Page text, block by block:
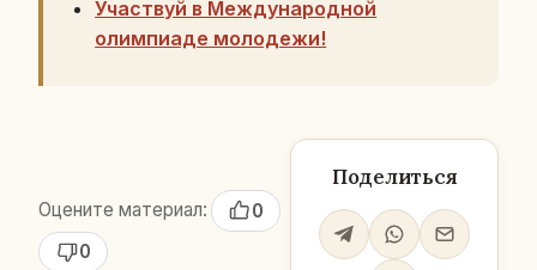
Участвуй в Международной
олимпиаде молодежи!
Оцените материал:
0
0
Поделиться